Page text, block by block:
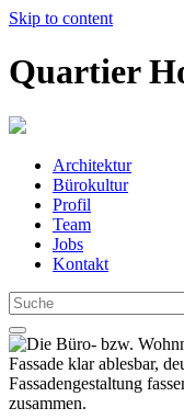
Skip to content
Quartier
Architektur
Bürokultur
Profil
Team
Jobs
Kontakt